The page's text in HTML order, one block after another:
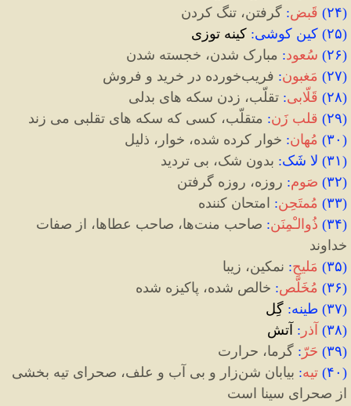
(۲۴) قَبض: گرفتن، تنگ کردن
(۲۵) کین کوشی: کینه توزی
(۲۶) سُعود: مبارک شدن، خجسته شدن
(۲۷) مَغبون: فریبخورده در خرید و فروش
(۲۸) قَلّابی: تقلّب، زدن سکه های بدلی
(۲۹) قلب زَن: متقلّب، کسی که سکه های تقلبی می زند
( ۳۰) مُهان: خوار کرده شده، خوار، ذلیل
(۳۱) لا شَک: بدون شک، بی تردید
(۳۲) صَوم: روزه، روزه گرفتن
(۳۳) مُمتَحِن: امتحان کننده
(۳۴) ذُوالـْمِنَن: صاحب منتها، صاحب عطاها، از صفات
خداوند
(۳۵) مَلیح: نمکین، زیبا
(۳۶) مُخَلَّص: خالص شده، پاکیزه شده
(۳۷) طینه: گِل
(۳۸) آذر : آتش
(۳۹) حَرّ : گرما، حرارت
( ۴۰) تیه: بیابان شنزار و بی آب و علف، صحرای تیه بخشی
از صحرای سینا است